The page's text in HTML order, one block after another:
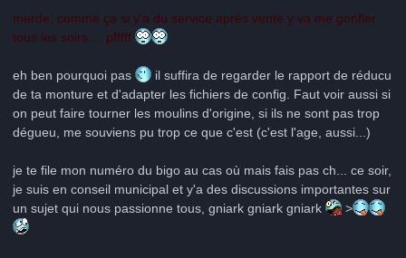
merde, comme ça si y'a du service après vente y va me gonfler
tous les soirs.... pfffff
eh ben pourquoi pas
il suffira de regarder le rapport de réducu
de ta monture et d'adapter les fichiers de config. Faut voir aussi si
on peut faire tourner les moulins d'origine, si ils ne sont pas trop
dégueu, me souviens pu trop ce que c'est (c'est l'age, aussi...)
je te file mon numéro du bigo au cas où mais fais pas ch... ce soir,
je suis en conseil municipal et y'a des discussions importantes sur
un sujet qui nous passionne tous, gniark gniark gniark
>